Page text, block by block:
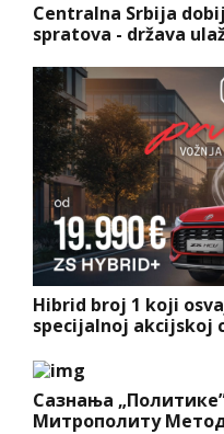
Centralna Srbija
spratova - država
Hibrid broj 1 koji
specijalnoj akcijskoj
Сазнања
Митрополиту